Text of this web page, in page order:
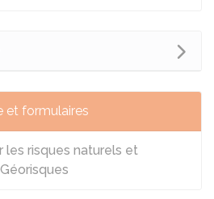
et formulaires
les risques naturels et